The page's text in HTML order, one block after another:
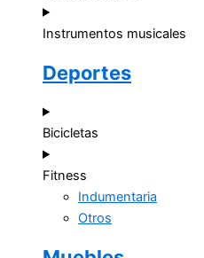
Instrumentos musicales
Deportes
Bicicletas
Fitness
Indumentaria
Otros